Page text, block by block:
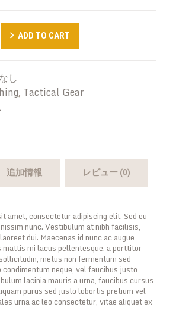
0
ADD TO CART
し
, Tactical Gear
追加情報 レビュー (0)
amet, consectetur adipiscing elit. Sed eu
nunc. Vestibulum at nibh facilisis,
dui. Maecenas id nunc ac augue
mi lacus pellentesque, a porttitor
metus non fermentum sed
neque, vel faucibus justo
lacinia mauris a urna, faucibus cursus
purus sed justo lobortis pretium vel
urna ac leo consectetur, vitae aliquet ex